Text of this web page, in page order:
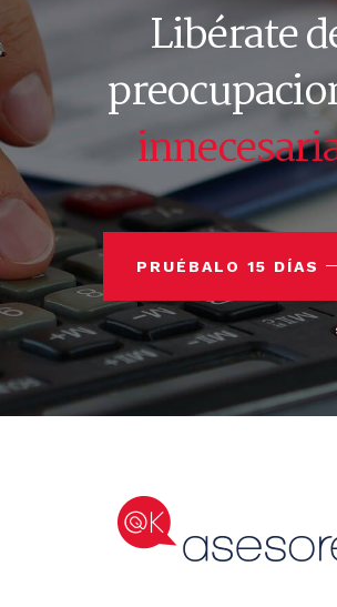
Libérate
PRUÉBALO 15 DÍAS